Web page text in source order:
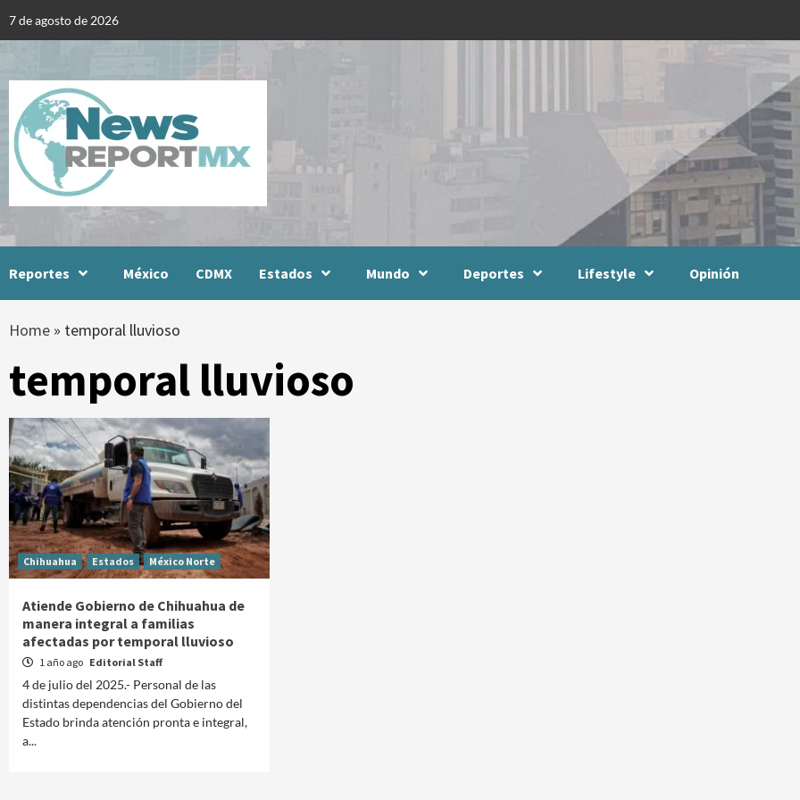
7 de agosto de 2026
Reportes México CDMX Estados Mundo Deportes Lifestyle Opinión
Home » temporal lluvioso
temporal lluvioso
Chihuahua Estados México Norte
Atiende Gobierno de Chihuahua de
manera integral a familias
afectadas por temporal lluvioso
1 año ago Editorial Staff
4 de julio del 2025.- Personal de las
distintas dependencias del Gobierno del
Estado brinda atención pronta e integral,
a...